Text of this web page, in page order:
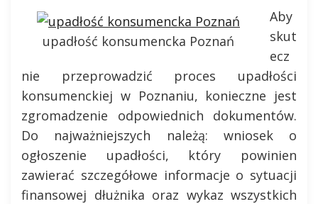
upadłość konsumencka Poznań
Aby
skut
ecz
nie przeprowadzić proces upadłości
konsumenckiej w Poznaniu, konieczne jest
zgromadzenie odpowiednich dokumentów.
Do najważniejszych należą: wniosek o
ogłoszenie upadłości, który powinien
zawierać szczegółowe informacje o sytuacji
finansowej dłużnika oraz wykaz wszystkich